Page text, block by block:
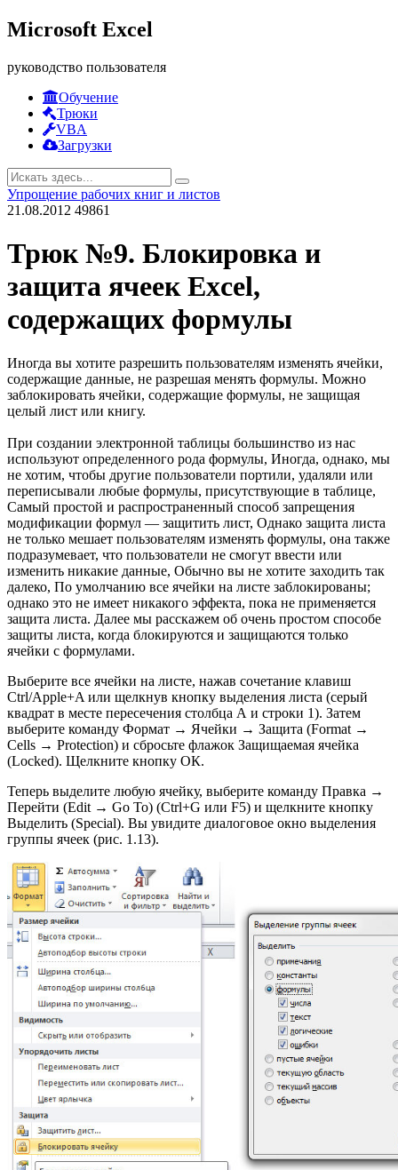
Microsoft Excel
руководство пользователя
Обучение
Трюки
VBA
Загрузки
Упрощение рабочих книг и листов
21.08.2012 49861
Трюк №9. Блокировка и
защита ячеек Excel,
содержащих формулы
Иногда вы хотите разрешить пользователям изменять ячейки,
содержащие данные, не разрешая менять формулы. Можно
заблокировать ячейки, содержащие формулы, не защищая
целый лист или книгу.
При создании электронной таблицы большинство из нас
используют определенного рода формулы, Иногда, однако, мы
не хотим, чтобы другие пользователи портили, удаляли или
переписывали любые формулы, присутствующие в таблице,
Самый простой и распространенный способ запрещения
модификации формул — защитить лист, Однако защита листа
не только мешает пользователям изменять формулы, она также
подразумевает, что пользователи не смогут ввести или
изменить никакие данные, Обычно вы не хотите заходить так
далеко, По умолчанию все ячейки на листе заблокированы;
однако это не имеет никакого эффекта, пока не применяется
защита листа. Далее мы расскажем об очень простом способе
защиты листа, когда блокируются и защищаются только
ячейки с формулами.
Выберите все ячейки на листе, нажав сочетание клавиш
Ctrl/Apple+A или щелкнув кнопку выделения листа (серый
квадрат в месте пересечения столбца А и строки 1). Затем
выберите команду Формат → Ячейки → Защита (Format →
Cells → Protection) и сбросьте флажок Защищаемая ячейка
(Locked). Щелкните кнопку ОК.
Теперь выделите любую ячейку, выберите команду Правка →
Перейти (Edit → Go To) (Ctrl+G или F5) и щелкните кнопку
Выделить (Special). Вы увидите диалоговое окно выделения
группы ячеек (рис. 1.13).